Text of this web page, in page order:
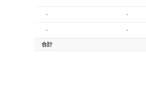
- -
- -
合計